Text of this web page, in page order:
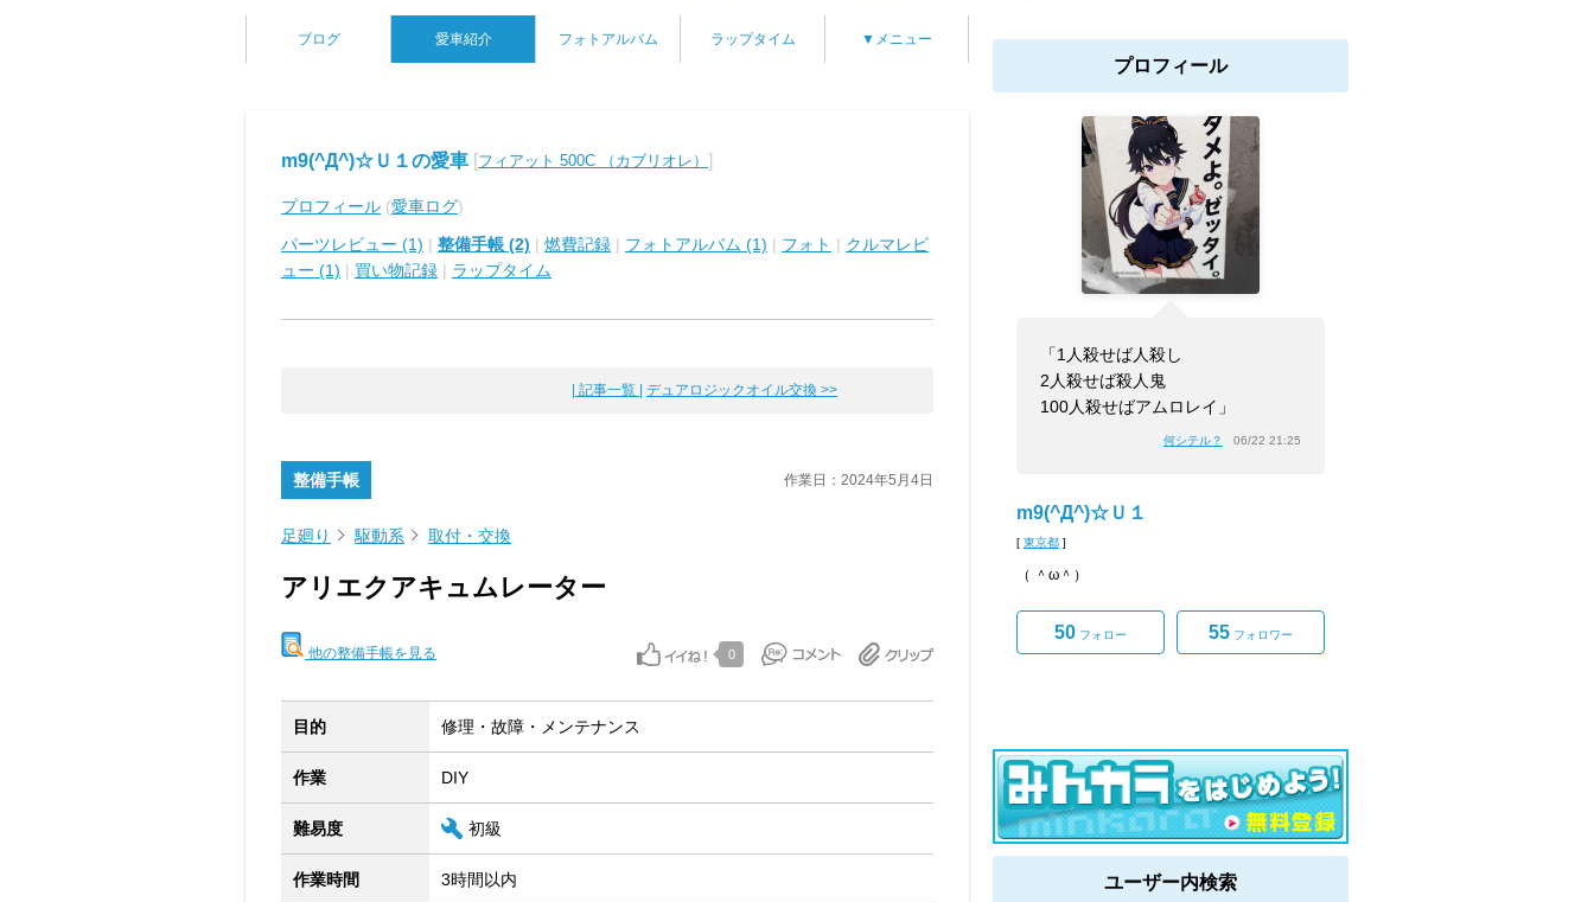
ブログ 愛車紹介 フォトアルバム ラップタイム ▼メニュー
m9(^Д^)☆Ｕ１の愛車 [フィアット 500C （カブリオレ） ]
プロフィール (愛車ログ)
パーツレビュー (1) | 整備手帳 (2) | 燃費記録 | フォトアルバム (1) | フォト | クルマレビ
ュー (1) | 買い物記録 | ラップタイム
| 記事一覧 | デュアロジックオイル交換 >>
整備手帳 作業日：2024年5月4日
足廻り 駆動系 取付・交換
アリエクアキュムレーター
他の整備手帳を見る 0
目的 修理・故障・メンテナンス
作業 DIY
難易度 初級
作業時間 3時間以内
プロフィール
「1人殺せば人殺し
2人殺せば殺人鬼
100人殺せばアムロレイ」
何シテル？ 06/22 21:25
m9(^Д^)☆Ｕ１
[ 東京都 ]
（ ＾ω＾）
50 フォロー 55 フォロワー
ユーザー内検索